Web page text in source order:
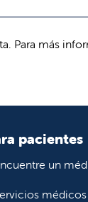
Para más
pacientes
un
médicos